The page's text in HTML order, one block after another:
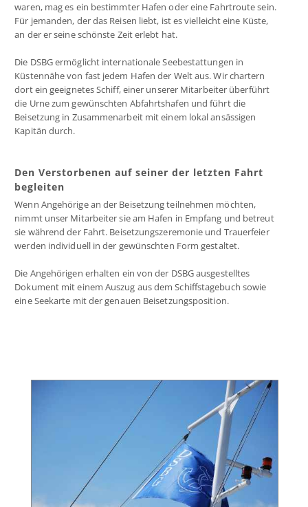
waren, mag es ein bestimmter Hafen oder eine Fahrtroute sein.
Für jemanden, der das Reisen liebt, ist es vielleicht eine Küste,
an der er seine schönste Zeit erlebt hat.
Die DSBG ermöglicht internationale Seebestattungen in
Küstennähe von fast jedem Hafen der Welt aus. Wir chartern
dort ein geeignetes Schiff, einer unserer Mitarbeiter überführt
die Urne zum gewünschten Abfahrtshafen und führt die
Beisetzung in Zusammenarbeit mit einem lokal ansässigen
Kapitän durch.
Den Verstorbenen auf seiner der letzten Fahrt
begleiten
Wenn Angehörige an der Beisetzung teilnehmen möchten,
nimmt unser Mitarbeiter sie am Hafen in Empfang und betreut
sie während der Fahrt. Beisetzungszeremonie und Trauerfeier
werden individuell in der gewünschten Form gestaltet.
Die Angehörigen erhalten ein von der DSBG ausgestelltes
Dokument mit einem Auszug aus dem Schiffstagebuch sowie
eine Seekarte mit der genauen Beisetzungsposition.